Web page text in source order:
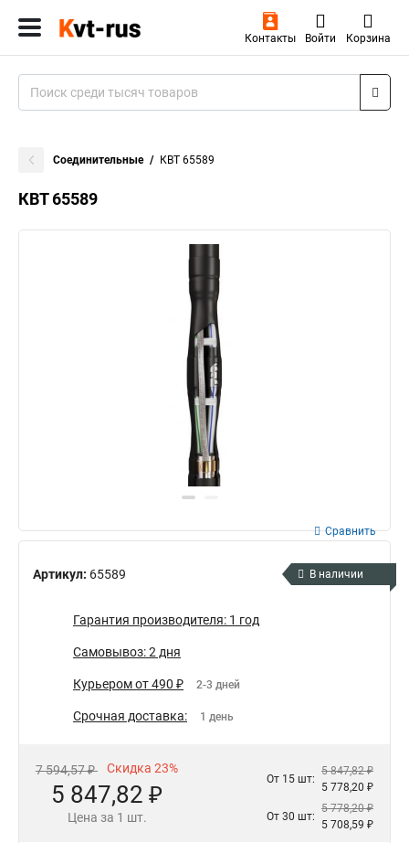
Контакты Войти Корзина
Соединительные КВТ 65589
КВТ 65589
Артикул: 65589
Сравнить
В наличии
Гарантия производителя: 1 год
Самовывоз: 2 дня
Курьером от 490 ₽ 2-3 дней
Срочная доставка: 1 день
7 594,57 ₽ Скидка 23%
5 847,82 ₽
Цена за 1 шт.
От 15 шт:
5 847,82 ₽
5 778,20 ₽
От 30 шт:
5 778,20 ₽
5 708,59 ₽